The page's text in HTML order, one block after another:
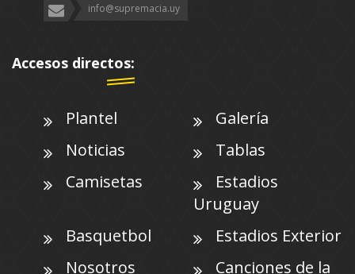
info@supremacia.uy
Accesos directos:
Plantel
Galería
Noticias
Tablas
Camisetas
Estadios
Uruguay
Basquetbol
Estadios Exterior
Nosotros
Canciones de la